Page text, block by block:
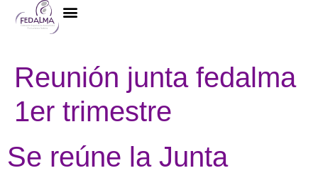
Reunión junta fedalma
1er trimestre
Se reúne la Junta